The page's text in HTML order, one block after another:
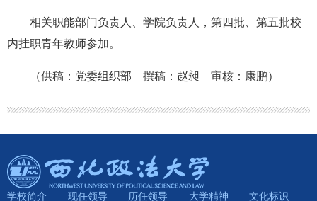
相关职能部门负责人、学院负责人，第四批、第五批校
内挂职青年教师参加。
（供稿：党委组织部 撰稿：赵昶 审核：康鹏）
学校简介 现任领导 历任领导 大学精神 文化标识